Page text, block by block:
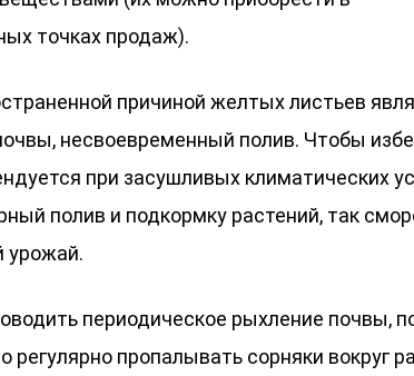
точках продаж).
причиной желтых листьев
несвоевременный полив. Чтобы
при засушливых климатических
полив и подкормку растений, так
урожай.
периодическое рыхление почвы,
регулярно пропалывать сорняки вокруг